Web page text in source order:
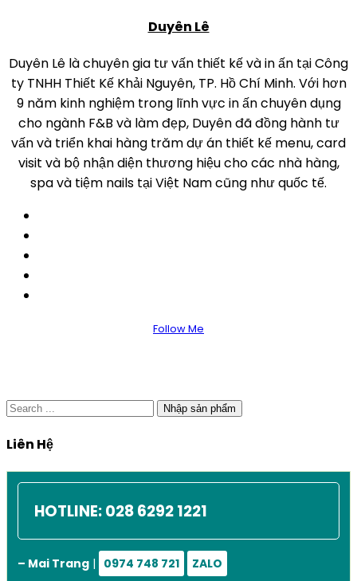
Duyên Lê
Duyên Lê là chuyên gia tư vấn thiết kế và in ấn tại Công
ty TNHH Thiết Kế Khải Nguyên, TP. Hồ Chí Minh. Với hơn
9 năm kinh nghiệm trong lĩnh vực in ấn chuyên dụng
cho ngành F&B và làm đẹp, Duyên đã đồng hành tư
vấn và triển khai hàng trăm dự án thiết kế menu, card
visit và bộ nhận diện thương hiệu cho các nhà hàng,
spa và tiệm nails tại Việt Nam cũng như quốc tế.
Follow Me
Nhập sản phẩm
Liên Hệ
HOTLINE:028 6292 1221
– Mai Trang| 0974 748 721 ZALO